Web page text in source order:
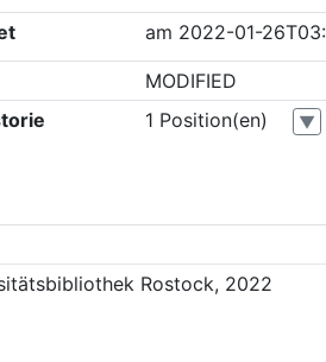
am 2022-01-
MODIFIED
1 Position(en) ▼
Rostock, 2022